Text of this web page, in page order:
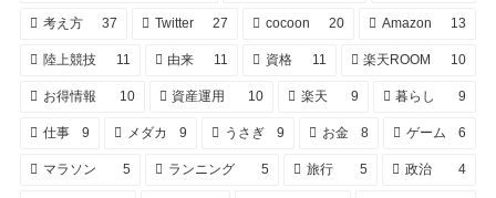
考え方 37 Twitter 27 cocoon 20 Amazon 13
陸上競技 11 由来 11 資格 11 楽天ROOM 10
お得情報 10 資産運用 10 楽天 9 暮らし 9
仕事 9 メダカ 9 うさぎ 9 お金 8 ゲーム 6
マラソン 5 ランニング 5 旅行 5 政治 4